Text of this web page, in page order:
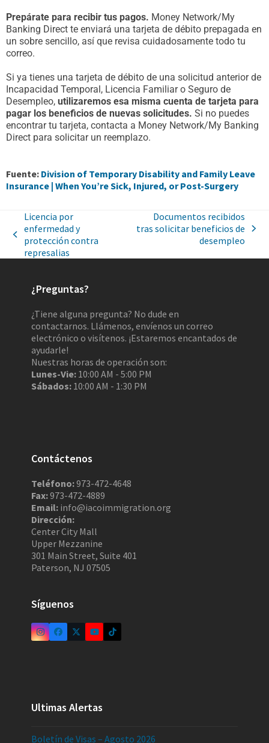
Prepárate para recibir tus pagos. Money Network/My
Banking Direct te enviará una tarjeta de débito prepagada en
un sobre sencillo, así que revisa cuidadosamente todo tu
correo.
Si ya tienes una tarjeta de débito de una solicitud anterior de
Incapacidad Temporal, Licencia Familiar o Seguro de
Desempleo, utilizaremos esa misma cuenta de tarjeta para
pagar los beneficios de nuevas solicitudes. Si no puedes
encontrar tu tarjeta, contacta a Money Network/My Banking
Direct para solicitar un reemplazo.
Fuente: Division of Temporary Disability and Family Leave
Insurance | When You’re Sick, Injured, or Post-Surgery
Licencia por
enfermedad y
protección contra
represalias
Documentos recibidos
tras solicitar beneficios de
desempleo
¿Preguntas?
¿Tiene alguna pregunta? No dude en
contactarnos. Llámenos, envíenos un correo
electrónico o visítenos. ¡Estaremos encantados de
ayudarle!
Nuestras horas de operación son:
Lunes-Vie: 10:00 AM - 5:00 PM
Sábados: 10:00 AM - 1:30 PM
Contáctenos
Teléfono:973-472-4648
Fax:973-472-4889
Email: info@iacoimmigration.org
Dirección:
Center City Mall
Upper Mezzanine
301 Main Street, Suite 401
Paterson, NJ 07505
Síguenos
Ultimas Alertas
Boletín de Visas – Agosto 2026